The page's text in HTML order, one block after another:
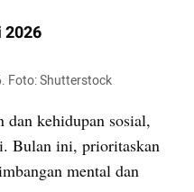
2026
Foto: Shutterstock
dan kehidupan sosial,
Bulan ini, prioritaskan
mental dan